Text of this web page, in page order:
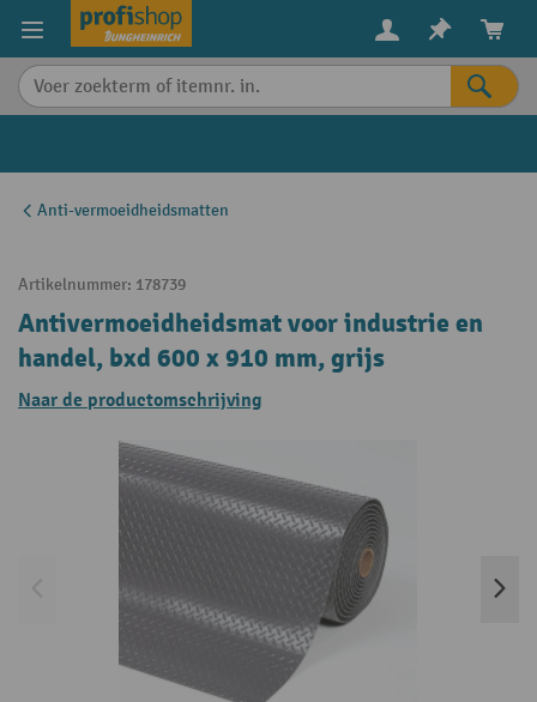
content
Anti-vermoeidheidsmatten
Artikelnummer: 178739
Antivermoeidheidsmat voor industrie en
handel, bxd 600 x 910 mm, grijs
Naar de productomschrijving